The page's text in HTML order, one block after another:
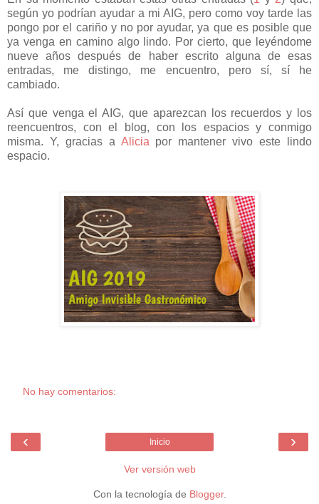
según yo podrían ayudar a mi AIG, pero como voy tarde las
pongo por el cariño y no por ayudar, ya que es posible que
ya venga en camino algo lindo. Por cierto, que leyéndome
nueve años después de haber escrito alguna de esas
entradas, me distingo, me encuentro, pero sí, sí he
cambiado.
Así que venga el AIG, que aparezcan los recuerdos y los
reencuentros, con el blog, con los espacios y conmigo
misma. Y, gracias aAliciapor mantener vivo este lindo
espacio.
No hay comentarios:
‹ ›
Inicio
Ver versión web
Con la tecnología de Blogger.